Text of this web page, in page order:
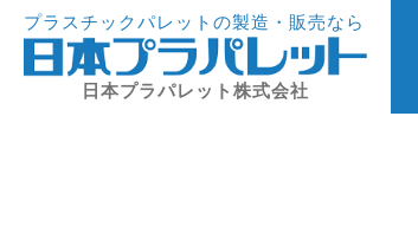
プラスチックパレットの製造・販売なら
日本プラパレット株式会社